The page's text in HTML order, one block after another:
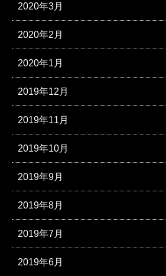
2020年3月
2020年2月
2020年1月
2019年12月
2019年11月
2019年10月
2019年9月
2019年8月
2019年7月
2019年6月